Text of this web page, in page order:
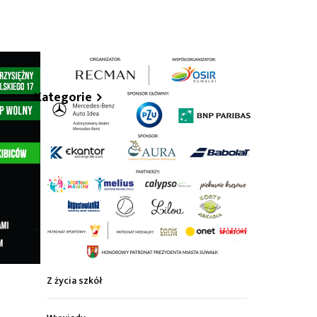
Kategorie
Z życia miasta
Kultura
Wiadomości z regionu
Z życia szkół